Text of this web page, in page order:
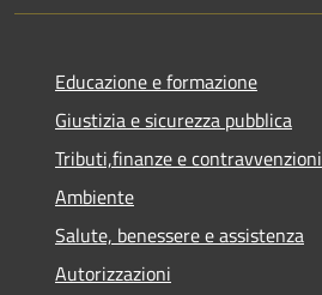
Educazione e formazione
Giustizia e sicurezza pubblica
Tributi,finanze e contravvenzioni
Ambiente
Salute, benessere e assistenza
Autorizzazioni